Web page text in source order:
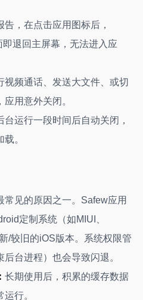
告，在点击应用图标后，
退回主屏幕，无法进入应
视频通话、发送大文件、或切
用意外关闭。
台运行一段时间后自动关闭，
。
常见的原因之一。Safew应用
定制系统（如MIUI、
/较旧的iOS版本。系统权限管
台进程）也会导致闪退。
长期使用后，积累的缓存数据
行。